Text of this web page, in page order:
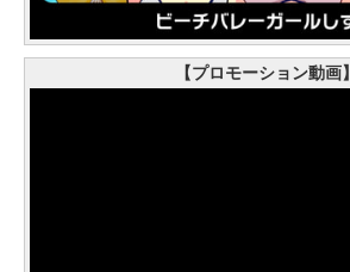
【プロモーション動画】